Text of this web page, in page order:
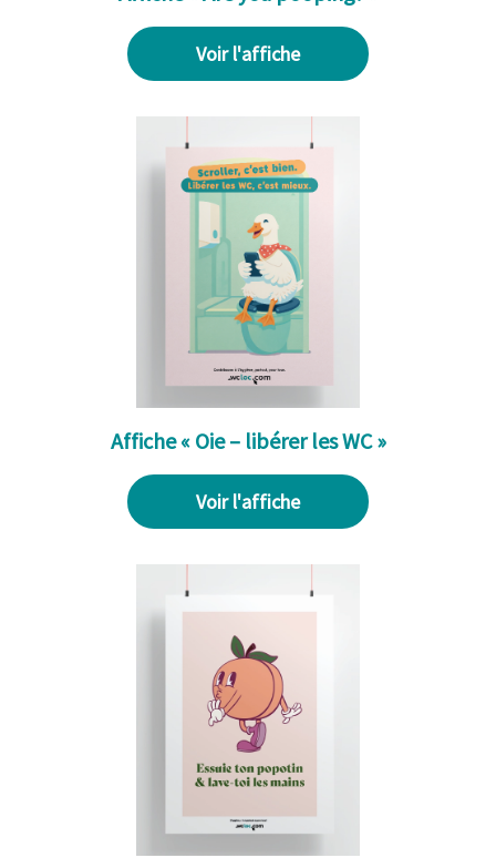
Voir l'affiche
Affiche « Oie – libérer les WC »
Voir l'affiche